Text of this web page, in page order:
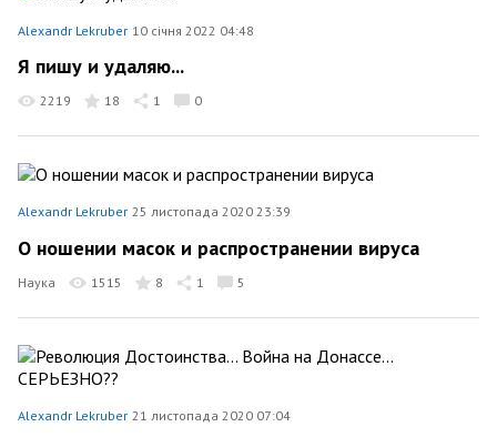
Alexandr Lekruber 10 січня 2022 04:48
Я пишу и удаляю...
2219 18 1 0
Alexandr Lekruber 25 листопада 2020 23:39
О ношении масок и распространении вируса
Наука 1515 8 1 5
Alexandr Lekruber 21 листопада 2020 07:04